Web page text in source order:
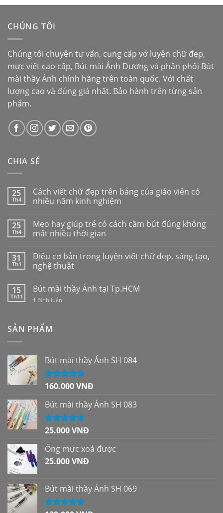
CHÚNG TÔI
Chúng tôi chuyên tư vấn, cung cấp vở luyện chữ đẹp,
mực viết cao cấp, Bút mài Ánh Dươngvà phân phối Bút
mài thầy Ánh chính hãng trên toàn quốc. Với chất
lượng cao và đúng giá nhất. Bảo hành trên từng sản
phẩm.
CHIA SẺ
25
Th4
Cách viết chữ đẹp trên bảng của giáo viên có
nhiều năm kinh nghiệm
25
Th4
Mẹo hay giúp trẻ có cách cầm bút đúng không
mất nhiều thời gian
31
Th1
Điều cơ bản trong luyện viết chữ đẹp, sáng tạo,
nghệ thuật
15
Th11
Bút mài thầy Ánh tại Tp.HCM
1 Bình luận
SẢN PHẨM
Bút mài thầy Ánh SH 084
Được xếp
sao
160.000VNĐ
Bút mài thầy Ánh SH 083
Được xếp
sao
25.000VNĐ
Ống mực xoá được
25.000VNĐ
Bút mài thầy Ánh SH 069